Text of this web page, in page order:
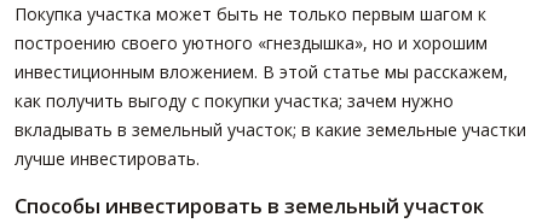
Достижения
Отзывы о нас на Флампе
КОНТАКТЫ
Покупка участка может быть не только первым шагом к
построению своего уютного «гнездышка», но и хорошим
инвестиционным вложением. В этой статье мы расскажем,
как получить выгоду с покупки участка; зачем нужно
вкладывать в земельный участок; в какие земельные участки
лучше инвестировать.
Способы инвестировать в земельный участок